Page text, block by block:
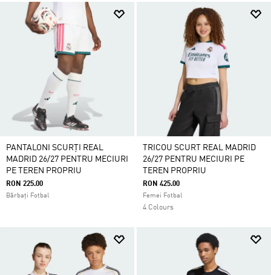
PANTALONI SCURȚI REAL
MADRID 26/27 PENTRU MECIURI
PE TEREN PROPRIU
RON 225.00
Bărbați Fotbal
TRICOU SCURT REAL MADRID
26/27 PENTRU MECIURI PE
TEREN PROPRIU
RON 425.00
Femei Fotbal
4 Colours